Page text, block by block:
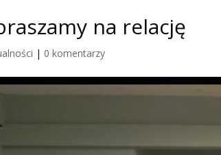
na relację
| 0 komentarzy